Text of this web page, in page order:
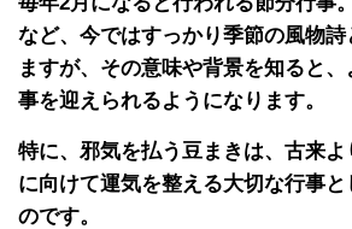
など、今ではすっかり季節の風物
ますが、その意味や背景を知ると
事を迎えられるようになります。
特に、邪気を払う豆まきは、古来
に向けて運気を整える大切な行事
のです。